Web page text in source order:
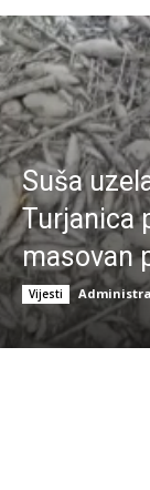
Suša
Turjanica
masovan
Vijesti